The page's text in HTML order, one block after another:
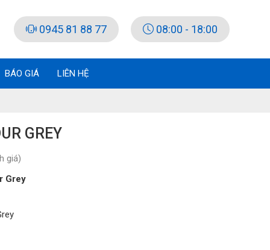
0945 81 88 77 08:00 - 18:00
BÁO GIÁ LIÊN HỆ
GREY
giá)
Grey